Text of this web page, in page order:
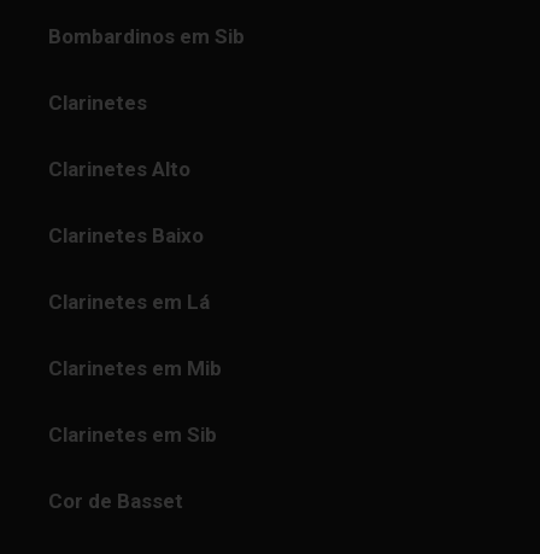
Bombardinos em Sib
Clarinetes
Clarinetes Alto
Clarinetes Baixo
Clarinetes em Lá
Clarinetes em Mib
Clarinetes em Sib
Cor de Basset